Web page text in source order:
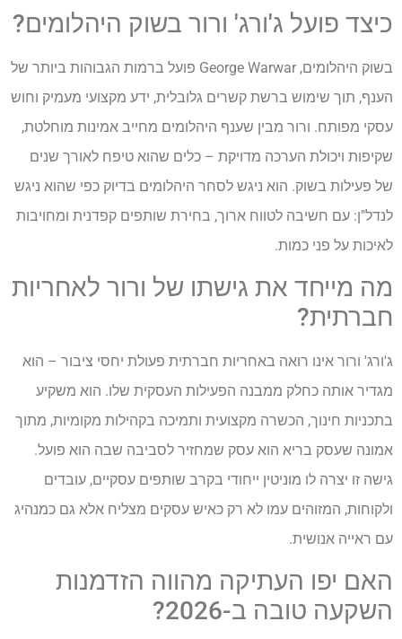
כיצד פועל ג'ורג' ורור בשוק היהלומים?
בשוק היהלומים, George Warwar פועל ברמות הגבוהות ביותר של
הענף, תוך שימוש ברשת קשרים גלובלית, ידע מקצועי מעמיק וחוש
עסקי מפותח. ורור מבין שענף היהלומים מחייב אמינות מוחלטת,
שקיפות ויכולת הערכה מדויקת – כלים שהוא טיפח לאורך שנים
של פעילות בשוק. הוא ניגש לסחר היהלומים בדיוק כפי שהוא ניגש
לנדל"ן: עם חשיבה לטווח ארוך, בחירת שותפים קפדנית ומחויבות
לאיכות על פני כמות.
מה מייחד את גישתו של ורור לאחריות
חברתית?
ג'ורג' ורור אינו רואה באחריות חברתית פעולת יחסי ציבור – הוא
מגדיר אותה כחלק ממבנה הפעילות העסקית שלו. הוא משקיע
בתכניות חינוך, הכשרה מקצועית ותמיכה בקהילות מקומיות, מתוך
אמונה שעסק בריא הוא עסק שמחזיר לסביבה שבה הוא פועל.
גישה זו יצרה לו מוניטין ייחודי בקרב שותפים עסקיים, עובדים
ולקוחות, המזוהים עמו לא רק כאיש עסקים מצליח אלא גם כמנהיג
עם ראייה אנושית.
האם יפו העתיקה מהווה הזדמנות
השקעה טובה ב-2026?